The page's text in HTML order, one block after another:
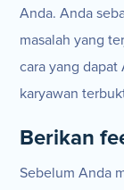
Anda. Anda
masalah yang
cara yang
karyawan
Berikan
Sebelum Anda